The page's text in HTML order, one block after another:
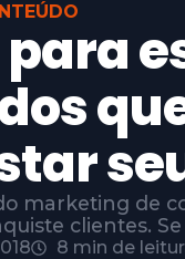
marketing de
clientes.
8 min de